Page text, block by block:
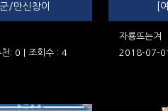
/만신창이
: 0 | 조회수 : 4
[
자룡뜨는겨
2018-07-